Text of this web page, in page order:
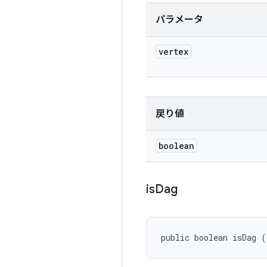
パラメータ
vertex
戻り値
boolean
isDag
public boolean isDag